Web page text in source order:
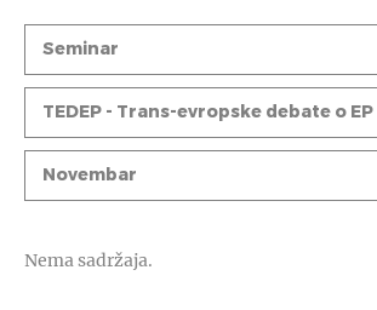
Događaji
Seminar
Ciklusi
TEDEP - Trans-evropske debate o
Mesec
Novembar
Nema sadržaja.